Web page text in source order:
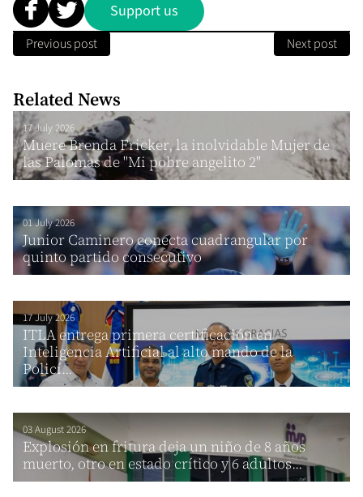
Support us
Previous post Next post
Related News
17 July 2026
Muere Brenda Fricker, la inolvidable Mujer de
las Palomas de "Mi pobre angelito 2"
01 July 2026
Junior Caminero conecta cuadrangular por
quinto partido consecutivo
17 July 2026
ITLA entrega primera certificación en
Inteligencia Artificial al alto mando de la
Policí...
03 August 2026
Explosión en fritura deja un niño de 8 años
muerto, otro en estado crítico y 6 adultos...